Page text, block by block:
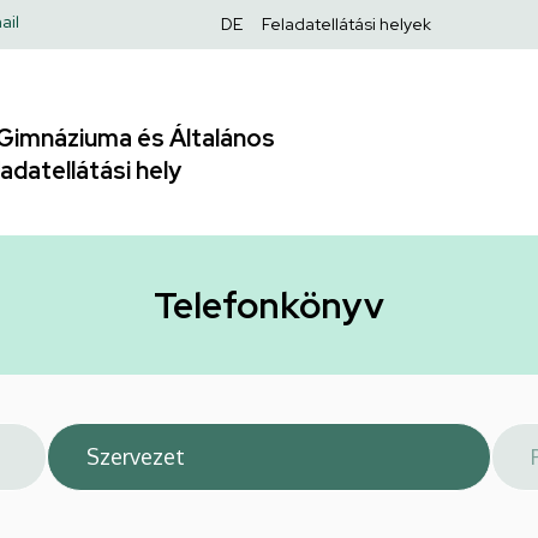
Felső
DE Feladatellátási helyek
és Általános
hely
Telefonkönyv